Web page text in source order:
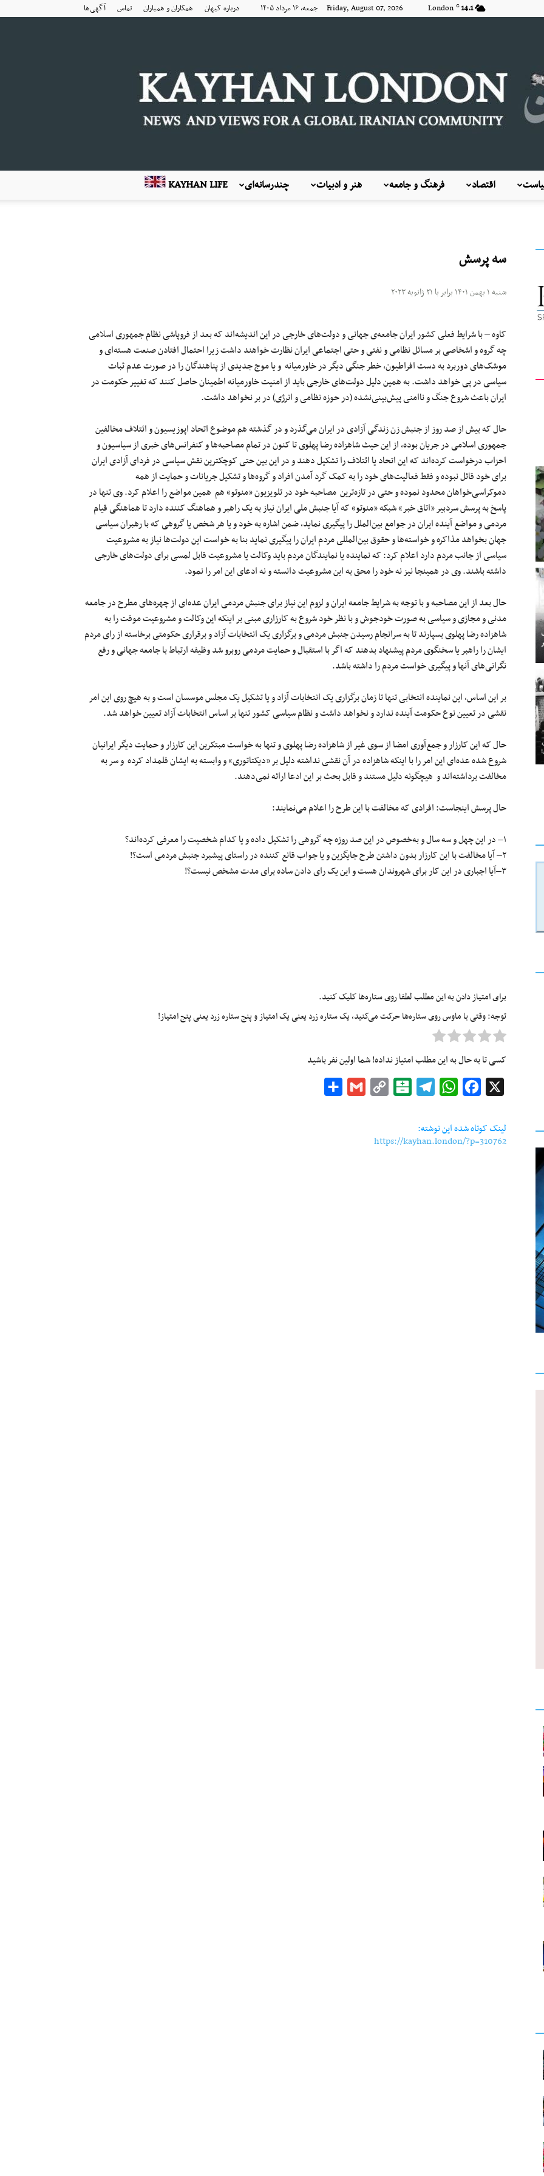
14.1
C
London Friday, August 07, 2026 جمعه, ۱۶ مرداد ۱۴۰۵ درباره کیهان همکاران و همیاران تماس آگهی‌ها
کیهان
لندن
KAYHAN LIFE چندرسانه‌ای هنر و ادبیات فرهنگ و جامعه اقتصاد
سه پرسش
شنبه ۱ بهمن ۱۴۰۱ برابر با ۲۱ ژانویه ۲۰۲۳
کاوه – با شرایط فعلی کشور ایران جامعه‌ی جهانی و دولت‌های خارجی در این اندیشه‌اند که بعد از فروپاشی نظام جمهوری اسلامی
چه گروه و اشخاصی بر مسائل نظامی‌ و نفتی و حتی اجتماعی ایران نظارت خواهند داشت زیرا احتمال افتادن صنعت هسته‌ای و
موشک‌های دوربرد به دست افراطیون، خطر جنگی دیگر در خاورمیانه و یا موج جدیدی از پناهندگان را در صورت عدم ثبات
سیاسی در پی خواهد داشت. به همین دلیل دولت‌های خارجی باید از امنیت خاورمیانه اطمینان حاصل کنند که تغییر حکومت در
ایران باعث شروع جنگ و ناامنی پیش‌بینی‌نشده (در حوزه نظامی‌ و انرژی) در بر نخواهد داشت.
حال که بیش از صد روز از جنبش زن زندگی آزادی در ایران می‌گذرد و در گذشته هم موضوع اتحاد اپوزیسیون و ائتلاف مخالفین
جمهوری اسلامی در جریان بوده، از این حیث شاهزاده رضا پهلوی تا کنون در تمام مصاحبه‌ها و کنفرانس‌های خبری از سیاسیون و
احزاب درخواست کرده‌اند که این اتحاد یا ائتلاف را تشکیل دهند و در این بین حتی کوچکترین نقش سیاسی در فردای آزادی ایران
برای خود قائل نبوده و فقط فعالیت‌های خود را به کمک گرد آمدن افراد و گروه‌ها و تشکیل جریانات و حمایت از همه
دموکراسی‌خواهان محدود نموده و حتی در تازه‌ترین مصاحبه خود در تلویزیون «منوتو» هم همین مواضع را اعلام کرد. وی تنها در
پاسخ به پرسش سردبیر «اتاق خبر» شبکه «منوتو» که آیا جنبش ملی ایران نیاز به یک راهبر و هماهنگ کننده دارد تا هماهنگی قیام
مردمی‌ و مواضع آینده ایران در جوامع بین‌الملل را پیگیری نماید، ضمن اشاره به خود و یا هر شخص یا گروهی که با رهبران سیاسی
جهان بخواهد مذاکره و خواسته‌ها و حقوق بین‌المللی مردم ایران را پیگیری نماید بنا به خواست این دولت‌ها نیاز به مشروعیت
سیاسی از جانب مردم دارد اعلام کرد: که نماینده یا نمایندگان مردم باید وکالت یا مشروعیت قابل لمسی برای دولت‌های خارجی
داشته باشند. وی در همینجا نیز نه خود را محق به این مشروعیت دانسته و نه ادعای این امر را نمود.
حال بعد از این مصاحبه و با توجه به شرایط جامعه ایران و لزوم این نیاز برای جنبش مردمی‌ ایران عده‌ای از چهره‌های مطرح در جامعه
مدنی و مجازی و سیاسی به صورت خودجوش و با نظر خود شروع به کارزاری مبنی بر اینکه این وکالت و مشروعیت موقت را به
شاهزاده رضا پهلوی بسپارند تا به سرانجام رسیدن جنبش مردمی‌ و برگزاری یک انتخابات آزاد و برقراری حکومتی برخاسته از رای مردم
ایشان را راهبر یا سخنگوی مردم پیشنهاد بدهند که اگر با استقبال و حمایت مردمی‌ روبرو شد وظیفه ارتباط با جامعه جهانی و رفع
نگرانی‌های آنها و پیگیری خواست مردم را داشته باشد.
بر این اساس، این نماینده انتخابی تنها تا زمان برگزاری یک انتخابات آزاد و یا تشکیل یک مجلس موسسان است و به هیچ روی این امر
نقشی در تعیین نوع حکومت آینده ندارد و نخواهد داشت و نظام سیاسی کشور تنها بر اساس انتخابات آزاد تعیین خواهد شد.
حال که این کارزار و جمع‌آوری امضا از سوی غیر از شاهزاده رضا پهلوی و تنها به خواست مبتکرین این کارزار و حمایت دیگر ایرانیان
شروع شده عده‌ای این امر را با اینکه شاهزاده در آن نقشی نداشته دلیل بر «دیکتاتوری» و وابسته به ایشان قلمداد کرده و سر به
مخالفت برداشته‌اند و هیچگونه دلیل مستند و قابل بحث بر این ادعا ارائه نمی‌دهند.
حال پرسش اینجاست: افرادی که مخالفت با این طرح را اعلام می‌نمایند:
۱– در این چهل و سه سال و به‌خصوص در این صد روزه چه گروهی را تشکیل داده و یا کدام شخصیت را معرفی کرده‌اند؟
۲– آیا مخالفت با این کارزار بدون داشتن طرح جایگزین و یا جواب قانع کننده در راستای پیشبرد جنبش مردمی‌ است؟!
٣–آیا اجباری در این کار برای شهروندان هست و این یک رای دادن ساده برای مدت مشخص نیست؟!
برای امتیاز دادن به این مطلب لطفا روی ستاره‌ها کلیک کنید.
توجه: وقتی با ماوس روی ستاره‌ها حرکت می‌کنید، یک ستاره زرد یعنی یک امتیاز و پنج ستاره زرد یعنی پنج امتیاز!
کسی تا به حال به این مطلب امتیاز نداده! شما اولین نفر باشید
Facebook
WhatsApp
Telegram
Balatarin
Copy
Gmail
لینک کوتاه شده این نوشته:
https://kayhan.london/?p=310762